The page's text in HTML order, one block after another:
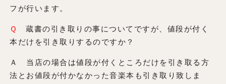
フが行います。
Ｑ
蔵書の引き取りの事についてですが、値段が付く
本だけを引き取りするのですか？
Ａ 当店の場合は値段が付くところだけを引き取る方
法とお値段が付かなかった音楽本も引き取り致しま